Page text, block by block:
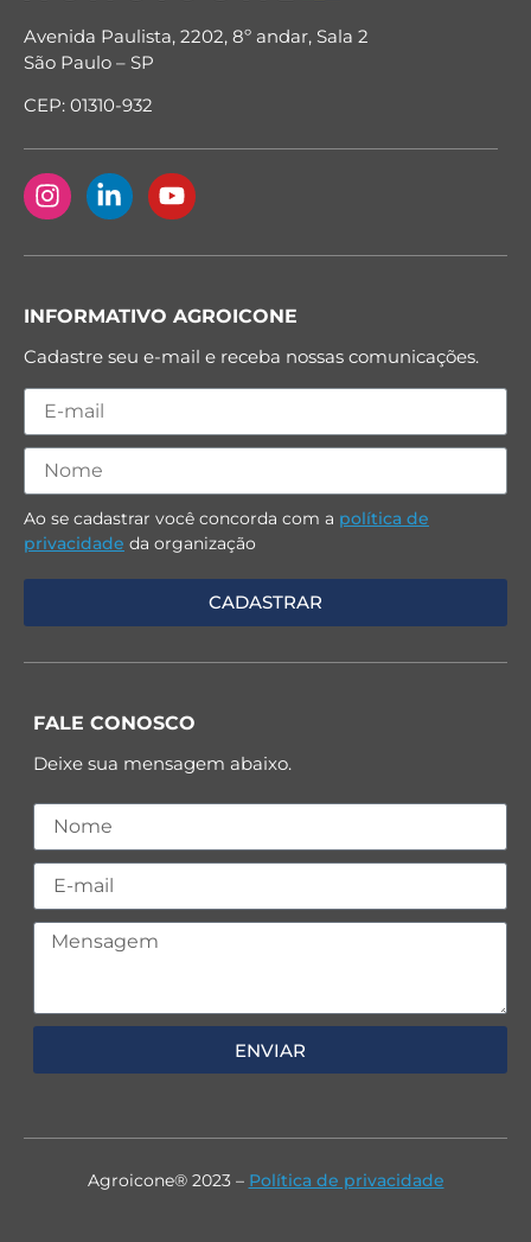
Avenida Paulista, 2202, 8º andar, Sala 2
São Paulo – SP
CEP: 01310-932
INFORMATIVO AGROICONE
Cadastre seu e-mail e receba nossas comunicações.
Ao se cadastrar você concorda com a política de
privacidade da organização
FALE CONOSCO
Deixe sua mensagem abaixo.
ENVIAR
Agroicone® 2023 – Política de privacidade